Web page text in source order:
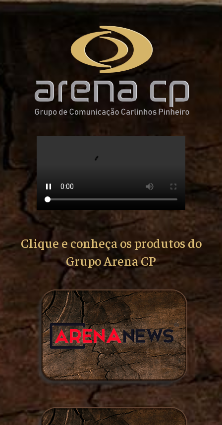
Clique e conheça os produtos do
Grupo Arena CP